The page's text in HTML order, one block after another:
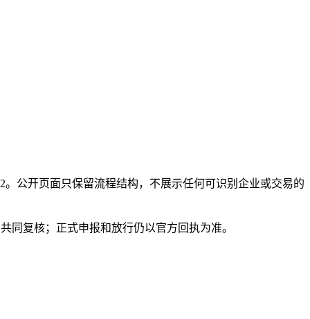
公开页面只保留流程结构，不展示任何可识别企业或交易的
同复核；正式申报和放行仍以官方回执为准。